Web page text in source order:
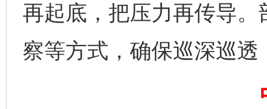
再起底，把压力再传导
察等方式，确保巡深巡